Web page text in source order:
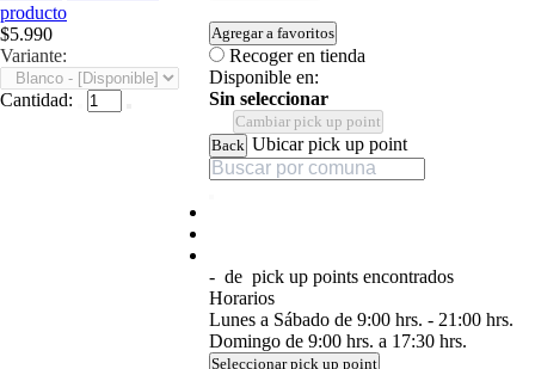
producto
$5.990
Variante:
Cantidad:
Agregar a favoritos
Recoger en tienda
Disponible en:
Sin seleccionar
Cambiar pick up point
Back Ubicar pick up point
- de pick up points encontrados
Horarios
Lunes a Sábado de 9:00 hrs. - 21:00 hrs.
Domingo de 9:00 hrs. a 17:30 hrs.
Seleccionar pick up point